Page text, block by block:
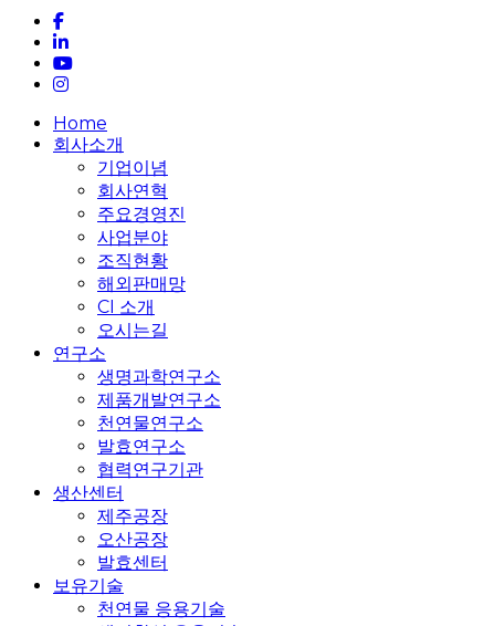
facebook
linkedin
youtube
instagram
Close
Menu
Home
회사소개
기업이념
회사연혁
주요경영진
사업분야
조직현황
해외판매망
CI 소개
오시는길
연구소
생명과학연구소
제품개발연구소
천연물연구소
발효연구소
협력연구기관
생산센터
제주공장
오산공장
발효센터
보유기술
천연물 응용기술